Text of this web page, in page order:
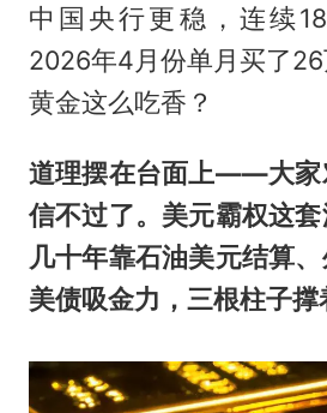
中国央行更稳，连续
2026年4月份单月买了
黄金这么吃香？
道理摆在台面上——大家
信不过了。美元霸权这
几十年靠石油美元结算、
美债吸金力，三根柱子撑